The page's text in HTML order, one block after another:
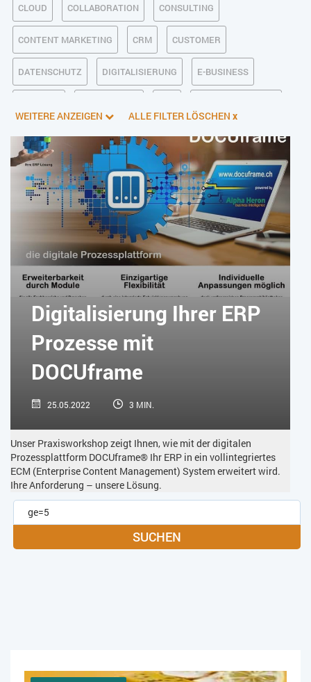
CLOUD COLLABORATION CONSULTING
CONTENT MARKETING CRM CUSTOMER
DATENSCHUTZ DIGITALISIERUNG E-BUSINESS
INDUSTRIE 4.0 KI IM ERP KÜNSTLICHE INTELLIGENZ
LOGISTIK MANAGEMENT & FÜHRUNG MARKETING
ONLINE-MARKETING PIM PROJEKTMANAGEMENT
SICHERHEIT SMART WORK
SOCIAL COMMERCE SOCIAL-MEDIA
SOFTWARE-AS-A-SERVICE SOFTWAREENTWICKLUNG
TRANSPORTLOGISTIK / LAGER
WEITERE ANZEIGEN ALLE FILTER LÖSCHEN x
Digitalisierung Ihrer ERP
Prozesse mit
DOCUframe
25.05.2022 3 MIN.
Unser Praxisworkshop zeigt Ihnen, wie mit der digitalen
Prozessplattform DOCUframe® Ihr ERP in ein vollintegriertes
ECM (Enterprise Content Management) System erweitert wird.
Ihre Anforderung – unsere Lösung.
SUCHEN